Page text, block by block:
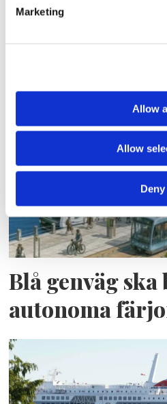
Marketing
Allow
Allow
Deny
Lars ”Lasse”
Blå genväg ska
autonoma